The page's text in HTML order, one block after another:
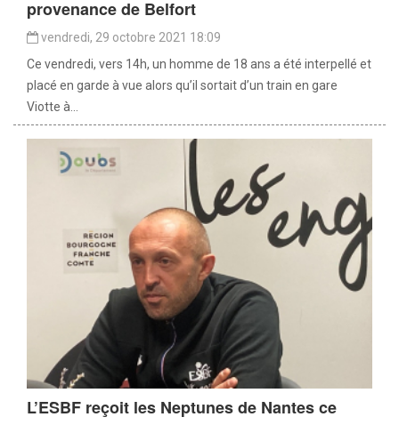
provenance de Belfort
vendredi, 29 octobre 2021 18:09
Ce vendredi, vers 14h, un homme de 18 ans a été interpellé et
placé en garde à vue alors qu’il sortait d’un train en gare
Viotte à...
L’ESBF reçoit les Neptunes de Nantes ce